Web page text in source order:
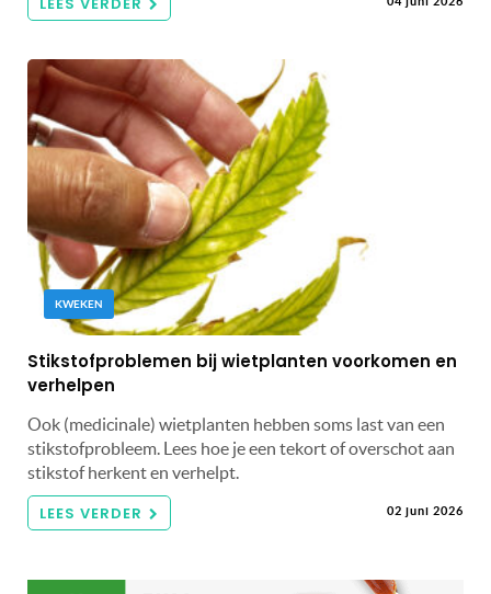
KWEKEN
Stikstofproblemen bij wietplanten voorkomen en
verhelpen
Ook (medicinale) wietplanten hebben soms last van een
stikstofprobleem. Lees hoe je een tekort of overschot aan
stikstof herkent en verhelpt.
LEES VERDER 02 juni 2026